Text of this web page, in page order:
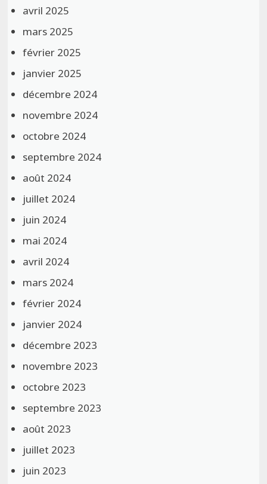
avril 2025
mars 2025
février 2025
janvier 2025
décembre 2024
novembre 2024
octobre 2024
septembre 2024
août 2024
juillet 2024
juin 2024
mai 2024
avril 2024
mars 2024
février 2024
janvier 2024
décembre 2023
novembre 2023
octobre 2023
septembre 2023
août 2023
juillet 2023
juin 2023